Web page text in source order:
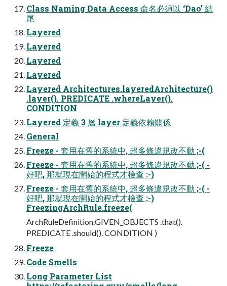
Class Naming Data Access 命名必須以 ‘Dao’ 結
尾
Layered
Layered
Layered
Layered
Layered Architectures.layeredArchitecture()
.layer(). PREDICATE .whereLayer().
CONDITION
Layered 定義 3 層 layer 定義依賴關係
General
Freeze - 套⽤在舊的系統中, 超多條違規改不動 ;-(
Freeze - 套⽤在舊的系統中, 超多條違規改不動 ;-( -
好吧, 那就現在開始的程式才檢查 :-)
Freeze - 套⽤在舊的系統中, 超多條違規改不動 ;-( -
好吧, 那就現在開始的程式才檢查 :-)
FreezingArchRule.freeze(
ArchRuleDefinition.GIVEN_OBJECTS .that().
PREDICATE .should(). CONDITION )
Freeze
Code Smells
Long Parameter List